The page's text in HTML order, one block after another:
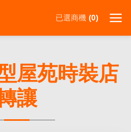
已選商機 0
屋苑時裝店
讓